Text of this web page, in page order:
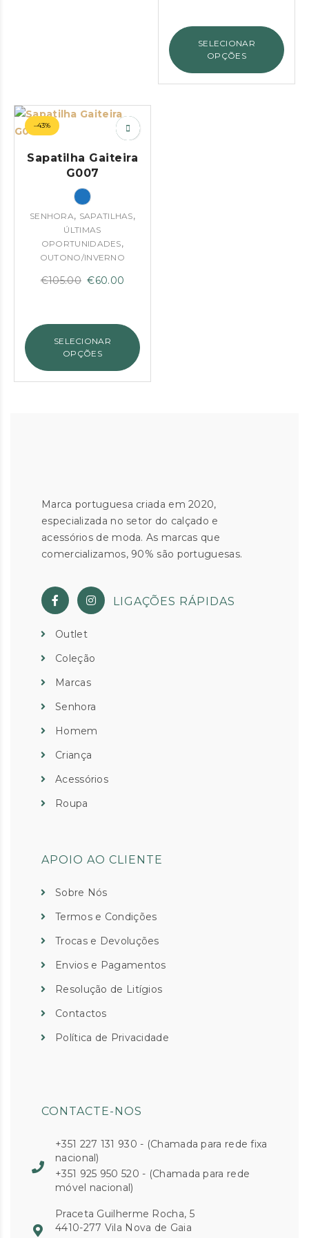
€85.00.
é:
€43.00.
SELECIONAR
OPÇÕES
–43%
Sapatilha Gaiteira
G007
SENHORA, SAPATILHAS,
ÚLTIMAS
OPORTUNIDADES,
OUTONO/INVERNO
€105.00 O
€105.00.
€60.00
é:
€60.00.
SELECIONAR
OPÇÕES
Marca portuguesa criada em 2020,
especializada no setor do calçado e
acessórios de moda. As marcas que
comercializamos, 90% são portuguesas.
LIGAÇÕES RÁPIDAS
Outlet
Coleção
Marcas
Senhora
Homem
Criança
Acessórios
Roupa
APOIO AO CLIENTE
Sobre Nós
Termos e Condições
Trocas e Devoluções
Envios e Pagamentos
Resolução de Litígios
Contactos
Política de Privacidade
CONTACTE-NOS
+351 227 131 930 - (Chamada para rede fixa
nacional)
+351 925 950 520 - (Chamada para rede
móvel nacional)
Praceta Guilherme Rocha, 5
4410-277 Vila Nova de Gaia